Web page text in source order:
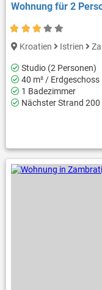
Wohnung für 2
Kroatien Istrien
Studio (2 Personen)
40 m² / Erdgeschoss
1 Badezimmer
Nächster Strand 200